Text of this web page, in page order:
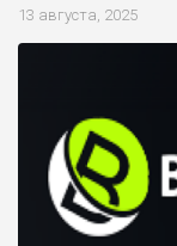
13 августа, 2025